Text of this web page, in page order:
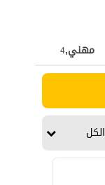
مهني,4
الكل